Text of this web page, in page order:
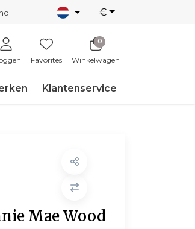
€
Favorites
0
Winkelwagen
Klantenservice
Mae Wood